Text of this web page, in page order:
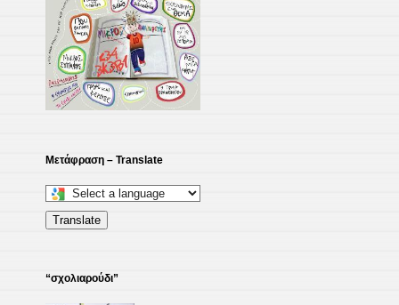
Μετάφραση – Translate
Select
a
translate
Translate
“σχολιαρούδι”